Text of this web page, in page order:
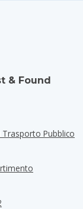
& Found
Trasporto Pubblico